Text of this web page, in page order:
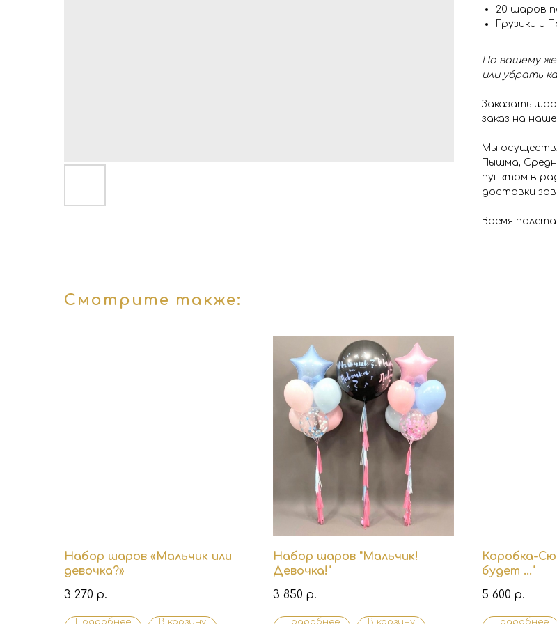
20 шаров
Грузики и
По вашему
или убрать
Заказать
заказ на
Мы
Пышма,
пунктом в
доставки
Время
Смотрите также:
Набор шаров «Мальчик или
девочка?»
3 270 р.
Подробнее В корзину
Набор шаров "Мальчик!
Девочка!"
3 850 р.
Подробнее В корзину
Коробка-
будет ..."
5 600 р.
Подробнее